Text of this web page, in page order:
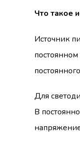
Что такое
Источник
Для
В